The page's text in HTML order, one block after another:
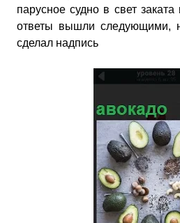
парусное судно в свет
ответы вышли следующими,
сделал надпись